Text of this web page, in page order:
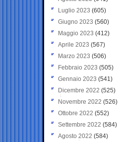
Luglio 2023 (605)
Giugno 2023 (560)
Maggio 2023 (412)
Aprile 2023 (567)
Marzo 2023 (506)
Febbraio 2023 (505)
Gennaio 2023 (541)
Dicembre 2022 (525)
Novembre 2022 (526)
Ottobre 2022 (552)
Settembre 2022 (584)
Agosto 2022 (584)